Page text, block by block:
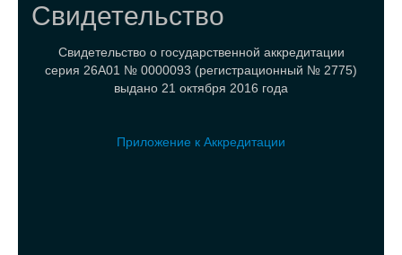
Свидетельство
Свидетельство о государственной аккредитации
серия 26А01 № 0000093 (регистрационный № 2775)
выдано 21 октября 2016 года
Приложение к Аккредитации